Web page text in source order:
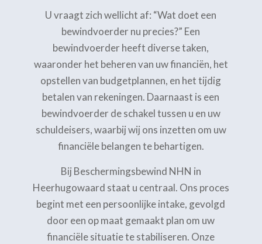
U vraagt zich wellicht af: “Wat doet een
bewindvoerder nu precies?” Een
bewindvoerder heeft diverse taken,
waaronder het beheren van uw financiën, het
opstellen van budgetplannen, en het tijdig
betalen van rekeningen. Daarnaast is een
bewindvoerder de schakel tussen u en uw
schuldeisers, waarbij wij ons inzetten om uw
financiële belangen te behartigen.
Bij Beschermingsbewind NHN in
Heerhugowaard staat u centraal. Ons proces
begint met een persoonlijke intake, gevolgd
door een op maat gemaakt plan om uw
financiële situatie te stabiliseren. Onze